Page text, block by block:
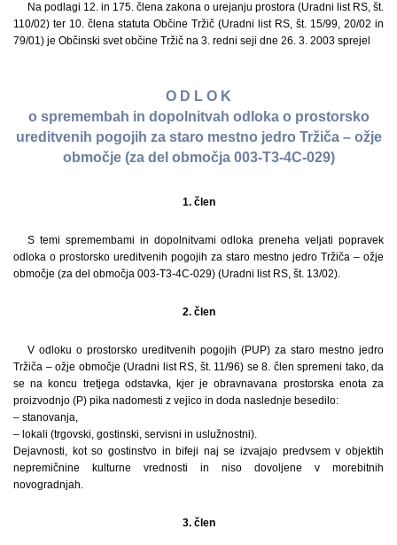
Na podlagi 12. in 175. člena zakona o urejanju prostora (Uradni list RS, št.
110/02) ter 10. člena statuta Občine Tržič (Uradni list RS, št. 15/99, 20/02 in
79/01) je Občinski svet občine Tržič na 3. redni seji dne 26. 3. 2003 sprejel
O D L O K
o spremembah in dopolnitvah odloka o prostorsko
ureditvenih pogojih za staro mestno jedro Tržiča – ožje
območje (za del območja 003-T3-4C-029)
1. člen
S temi spremembami in dopolnitvami odloka preneha veljati popravek
odloka o prostorsko ureditvenih pogojih za staro mestno jedro Tržiča – ožje
območje (za del območja 003-T3-4C-029) (Uradni list RS, št. 13/02).
2. člen
V odloku o prostorsko ureditvenih pogojih (PUP) za staro mestno jedro
Tržiča – ožje območje (Uradni list RS, št. 11/96) se 8. člen spremeni tako, da
se na koncu tretjega odstavka, kjer je obravnavana prostorska enota za
proizvodnjo (P) pika nadomesti z vejico in doda naslednje besedilo:
– stanovanja,
– lokali (trgovski, gostinski, servisni in uslužnostni).
Dejavnosti, kot so gostinstvo in bifeji naj se izvajajo predvsem v objektih
nepremičnine kulturne vrednosti in niso dovoljene v morebitnih
novogradnjah.
3. člen